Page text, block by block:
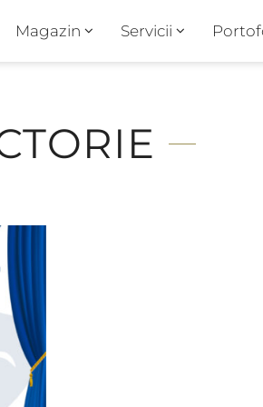
Magazin Servicii